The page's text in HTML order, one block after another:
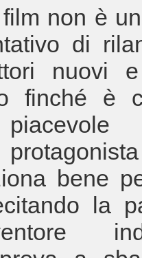
non è
di
nuovi
finché è
bene
la